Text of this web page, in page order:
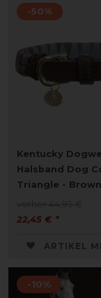
-50%
Kentucky
Halsband Dog
Triangle - Brown
22,45 € *
ARTIKEL
-10%